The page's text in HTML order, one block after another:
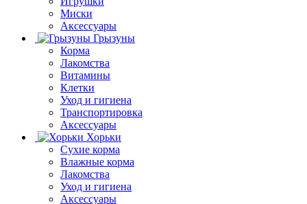
Миски
Аксессуары
Грызуны
Корма
Лакомства
Витамины
Клетки
Уход и гигиена
Транспортировка
Аксессуары
Хорьки
Сухие корма
Влажные корма
Лакомства
Уход и гигиена
Аксессуары